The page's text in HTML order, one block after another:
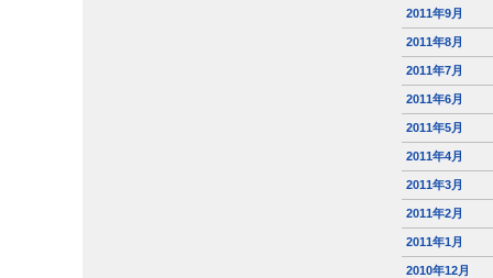
2011年9月
2011年8月
2011年7月
2011年6月
2011年5月
2011年4月
2011年3月
2011年2月
2011年1月
2010年12月